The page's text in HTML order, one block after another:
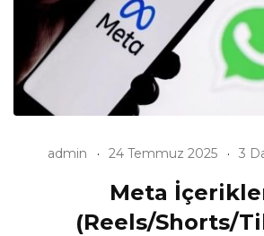
admin 24 Temmuz 2025 3
Meta
(Reels/Shorts/